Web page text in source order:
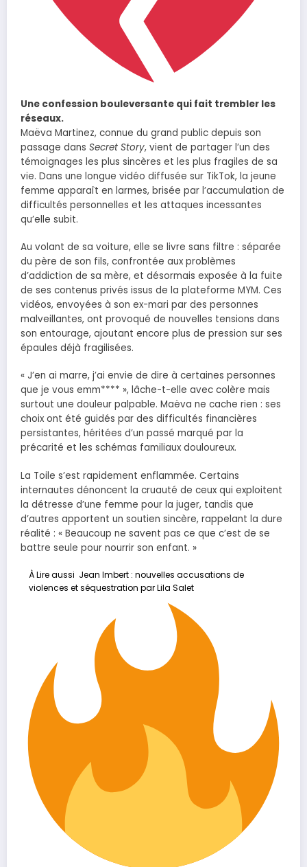
Une confession bouleversante qui fait trembler les
réseaux.
Maëva Martinez, connue du grand public depuis son
passage dans Secret Story, vient de partager l’un des
témoignages les plus sincères et les plus fragiles de sa
vie. Dans une longue vidéo diffusée sur TikTok, la jeune
femme apparaît en larmes, brisée par l’accumulation de
difficultés personnelles et les attaques incessantes
qu’elle subit.
Au volant de sa voiture, elle se livre sans filtre : séparée
du père de son fils, confrontée aux problèmes
d’addiction de sa mère, et désormais exposée à la fuite
de ses contenus privés issus de la plateforme MYM. Ces
vidéos, envoyées à son ex-mari par des personnes
malveillantes, ont provoqué de nouvelles tensions dans
son entourage, ajoutant encore plus de pression sur ses
épaules déjà fragilisées.
« J’en ai marre, j’ai envie de dire à certaines personnes
que je vous emm**** », lâche-t-elle avec colère mais
surtout une douleur palpable. Maëva ne cache rien : ses
choix ont été guidés par des difficultés financières
persistantes, héritées d’un passé marqué par la
précarité et les schémas familiaux douloureux.
La Toile s’est rapidement enflammée. Certains
internautes dénoncent la cruauté de ceux qui exploitent
la détresse d’une femme pour la juger, tandis que
d’autres apportent un soutien sincère, rappelant la dure
réalité : « Beaucoup ne savent pas ce que c’est de se
battre seule pour nourrir son enfant. »
À Lire aussi Jean Imbert : nouvelles accusations de
violences et séquestration par Lila Salet